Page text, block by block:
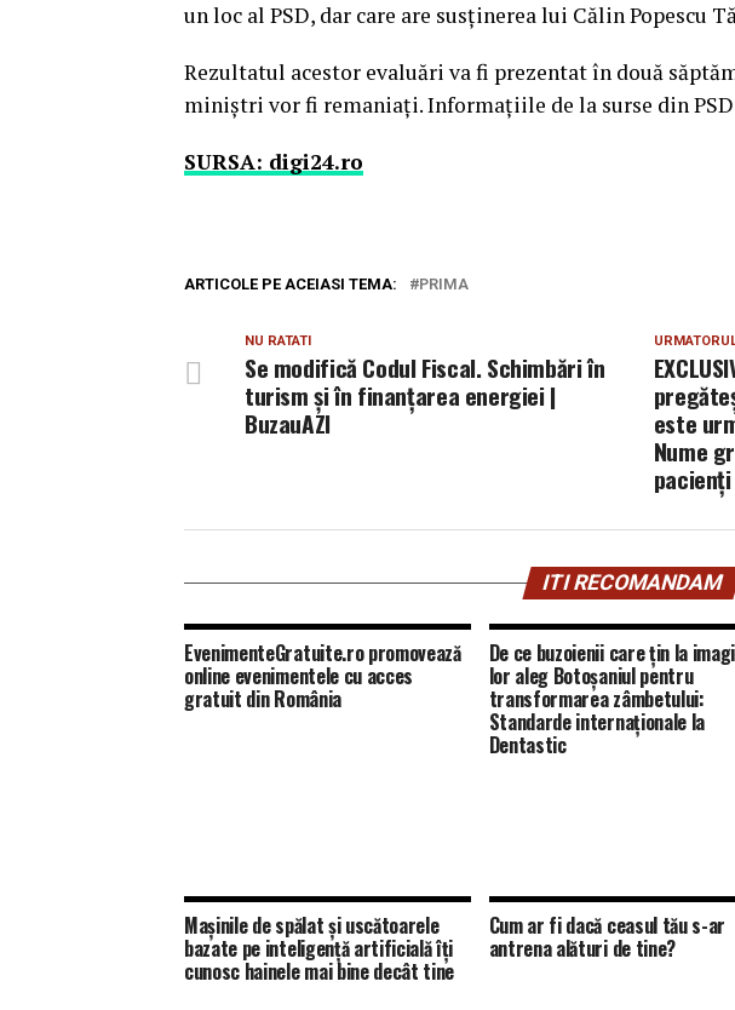
un loc al PSD, dar care are susţinerea lui Călin Popescu
Rezultatul acestor evaluări va fi prezentat în două
miniştri vor fi remaniaţi. Informaţiile de la surse din
SURSA: digi24.ro
ARTICOLE PE ACEIASI TEMA: PRIMA
este
Nume
NU RATATI
Se modifică Codul Fiscal. Schimbări în
turism și în finanțarea energiei |
BuzauAZI
ITI RECOMANDAM
EvenimenteGratuite.ro promovează
online evenimentele cu acces
gratuit din România
De ce buzoienii care țin la
lor aleg Botoșaniul pentru
transformarea zâmbetului:
Standarde internaționale la
Dentastic
Mașinile de spălat și uscătoarele
bazate pe inteligență artificială îți
cunosc hainele mai bine decât tine
Cum ar fi dacă ceasul tău s-ar
antrena alături de tine?